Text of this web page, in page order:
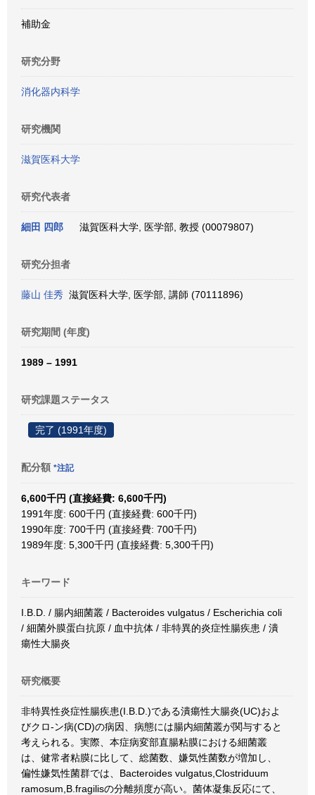
補助金
研究分野
消化器内科学
研究機関
滋賀医科大学
研究代表者
細田 四郎 滋賀医科大学, 医学部, 教授 (00079807)
研究分担者
藤山 佳秀 滋賀医科大学, 医学部, 講師 (70111896)
研究期間 (年度)
1989 – 1991
研究課題ステータス
完了 (1991年度)
配分額 *注記
6,600千円 (直接経費: 6,600千円)
1991年度: 600千円 (直接経費: 600千円)
1990年度: 700千円 (直接経費: 700千円)
1989年度: 5,300千円 (直接経費: 5,300千円)
キーワード
I.B.D. / 腸内細菌叢 / Bacteroides vulgatus / Escherichia coli
/ 細菌外膜蛋白抗原 / 血中抗体 / 非特異的炎症性腸疾患 / 潰
瘍性大腸炎
研究概要
非特異性炎症性腸疾患(I.B.D.)である潰瘍性大腸炎(UC)およ
びクロ-ン病(CD)の病因、病態には腸内細菌叢が関与すると
考えられる。実際、本症病変部直腸粘膜における細菌叢
は、健常者粘膜に比して、総菌数、嫌気性菌数が増加し、
偏性嫌気性菌群では、Bacteroides vulgatus,Clostriduum
ramosum,B.fragilisの分離頻度が高い。菌体凝集反応にて、